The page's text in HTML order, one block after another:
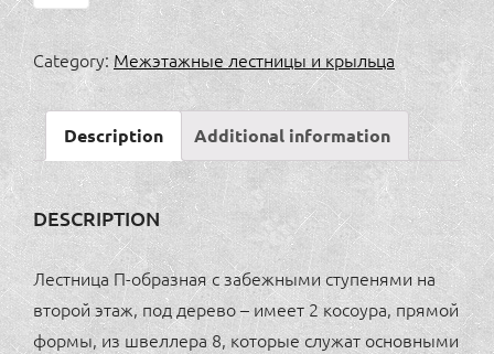
П-
образная
с
забежными
ступенями,
под
дерево
quantity
Category: Межэтажные лестницы и крыльца
Description Additional information
DESCRIPTION
Лестница П-образная с забежными ступенями на
второй этаж, под дерево – имеет 2 косоура, прямой
формы, из швеллера 8, которые служат основными